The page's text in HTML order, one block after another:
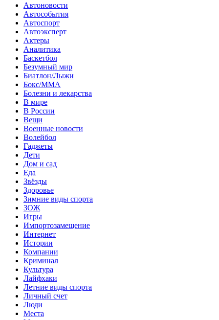
Автоновости
Автособытия
Автоспорт
Автоэксперт
Актеры
Аналитика
Баскетбол
Безумный мир
Биатлон/Лыжи
Бокс/MMA
Болезни и лекарства
В мире
В России
Вещи
Военные новости
Волейбол
Гаджеты
Дети
Дом и сад
Еда
Звёзды
Здоровье
Зимние виды спорта
ЗОЖ
Игры
Импортозамещение
Интернет
Истории
Компании
Криминал
Культура
Лайфхаки
Летние виды спорта
Личный счет
Люди
Места